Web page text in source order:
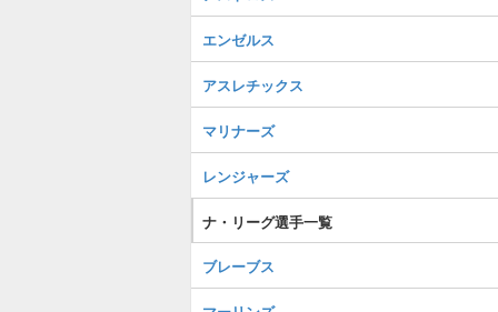
エンゼルス
アスレチックス
マリナーズ
レンジャーズ
ナ・リーグ選手一覧
ブレーブス